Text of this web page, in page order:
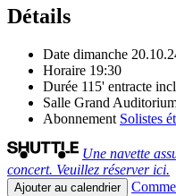
Détails
Date dimanche
Horaire 19:30
Durée 115' entracte
Salle Grand
Abonnement Solistes
Une navette
concert. Veuillez réserver ici.
Ajouter au calendrier